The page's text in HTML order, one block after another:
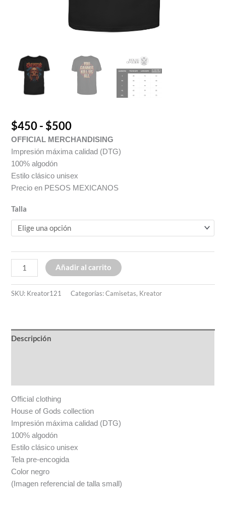
$450- $500
OFFICIAL MERCHANDISING
Impresión máxima calidad (DTG)
100% algodón
Estilo clásico unisex
Precio en PESOS MEXICANOS
Talla
Añadir al carrito
SKU: Kreator121 Categorías:Camisetas, Kreator
Descripción
Official clothing
House of Gods collection
Impresión máxima calidad (DTG)
100% algodón
Estilo clásico unisex
Tela pre-encogida
Color negro
(Imagen referencial de talla small)